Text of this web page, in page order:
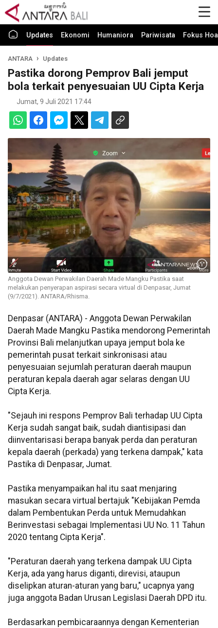
Updates Ekonomi Humaniora Pariwisata Fokus
ANTARA Updates
Pastika dorong Pemprov Bali jemput
bola terkait penyesuaian UU Cipta Kerja
Jumat, 9 Juli 2021 17:44
Anggota Dewan Perwakilan Daerah Made Mangku Pastika saat
melakukan penyerapan aspirasi secara virtual di Denpasar, Jumat
(9/7/2021). ANTARA/Rhisma.
Denpasar (ANTARA) - Anggota Dewan Perwakilan
Daerah Made Mangku Pastika mendorong Pemerintah
Provinsi Bali melanjutkan upaya jemput bola ke
pemerintah pusat terkait sinkronisasi atau
penyesuaian sejumlah peraturan daerah maupun
peraturan kepala daerah agar selaras dengan UU
Cipta Kerja.
"Sejauh ini respons Pemprov Bali terhadap UU Cipta
Kerja sudah sangat baik, sudah diantisipasi dan
diinventarisasi berapa banyak perda dan peraturan
kepala daerah (perkada) yang terkena dampak," kata
Pastika di Denpasar, Jumat.
Pastika menyampaikan hal itu saat menjaring
masukan secara virtual bertajuk "Kebijakan Pemda
dalam Pembentukan Perda untuk Memudahkan
Berinvestasi sebagai Implementasi UU No. 11 Tahun
2020 tentang Cipta Kerja".
"Peraturan daerah yang terkena dampak UU Cipta
Kerja, ada yang harus diganti, direvisi, ataupun
diselipkan aturan-aturan yang baru," ucapnya yang
juga anggota Badan Urusan Legislasi Daerah DPD itu.
Berdasarkan pembicaraannya dengan Kementerian